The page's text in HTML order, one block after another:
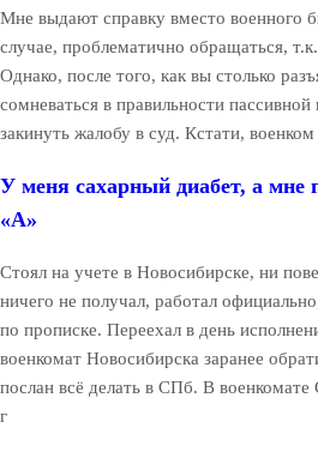
Мне выдают справку вместо военного
случае, проблематично обращаться,
Однако, после того, как вы столько
сомневаться в правильности
закинуть жалобу в суд. Кстати,
У меня сахарный диабет, а мне
«А»
Стоял на учете в Новосибирске, ни
ничего не получал, работал
по прописке. Переехал в день
военкомат Новосибирска заранее
послан всё делать в СПб. В
г